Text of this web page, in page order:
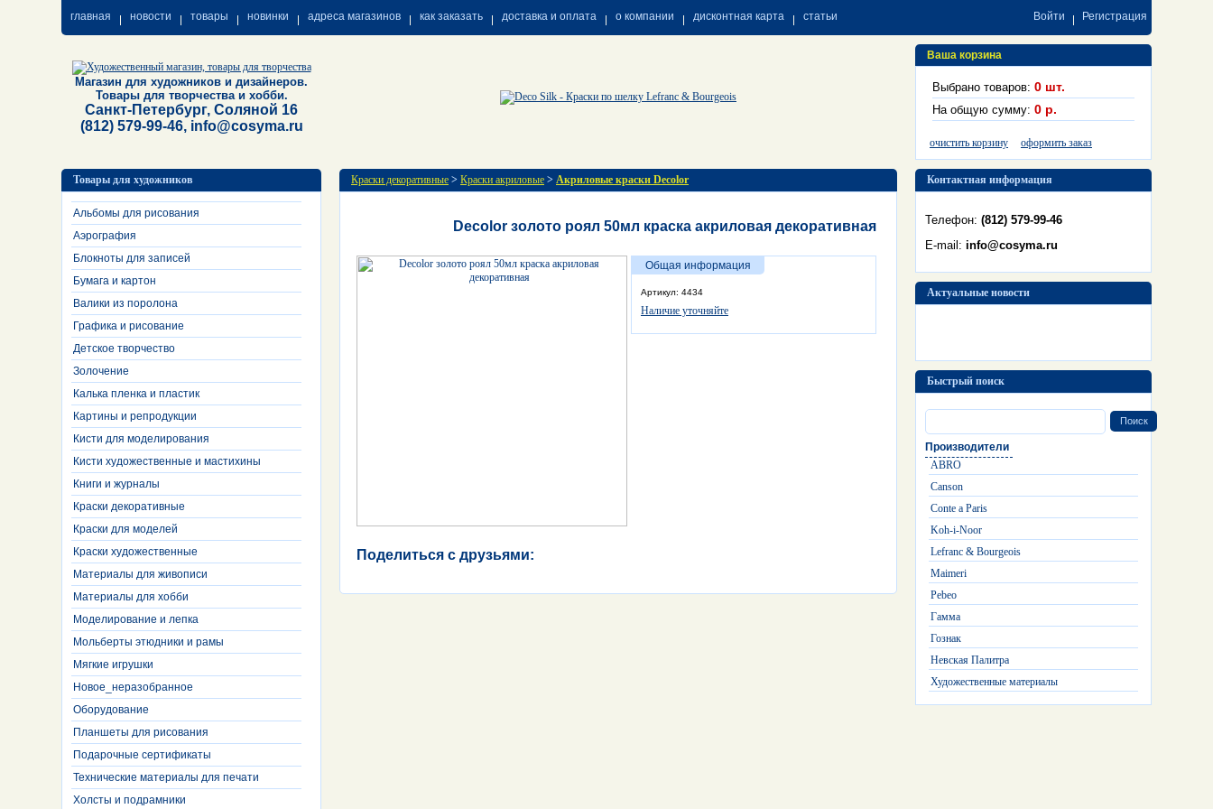
главная новости товары новинки адреса магазинов как заказать доставка и оплата о компании дисконтная карта статьи Войти Регистрация
Магазин для художников и дизайнеров.
Товары для творчества и хобби.
Санкт-Петербург, Соляной 16
(812) 579-99-46, info@cosyma.ru
Ваша корзина
Выбрано товаров: 0 шт.
На общую сумму: 0 р.
очистить корзину оформить заказ
Товары для художников
Альбомы для рисования
Аэрография
Блокноты для записей
Бумага и картон
Валики из поролона
Графика и рисование
Детское творчество
Золочение
Калька пленка и пластик
Картины и репродукции
Кисти для моделирования
Кисти художественные и мастихины
Книги и журналы
Краски декоративные
Краски для моделей
Краски художественные
Материалы для живописи
Материалы для хобби
Моделирование и лепка
Мольберты этюдники и рамы
Мягкие игрушки
Новое_неразобранное
Оборудование
Планшеты для рисования
Подарочные сертификаты
Технические материалы для печати
Холсты и подрамники
Краски декоративные > Краски акриловые > Акриловые краски Decolor
Decolor золото роял 50мл краска акриловая декоративная
Общая информация
Артикул: 4434
Наличие уточняйте
Поделиться с друзьями:
Контактная информация
Телефон: (812) 579-99-46
E-mail: info@cosyma.ru
Актуальные новости
Быстрый поиск
Производители
ABRO
Canson
Conte a Paris
Koh-i-Noor
Lefranc & Bourgeois
Maimeri
Pebeo
Гамма
Гознак
Невская Палитра
Художественные материалы